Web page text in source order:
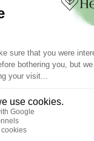
4
Trier les avis